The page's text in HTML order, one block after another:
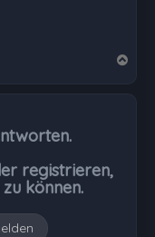
registrieren,
können.